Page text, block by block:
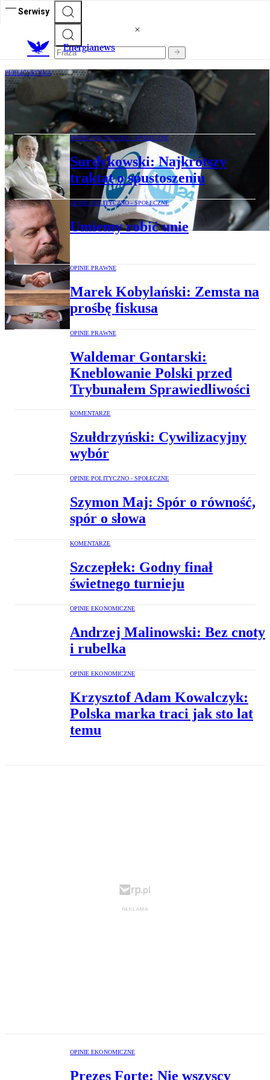
Serwisy
Energianews
PUBLICYSTYKA
Nizinkiewicz: Lex TVN bez szans na
wejście w życie
OPINIE POLITYCZNO - SPOŁECZNE
Surdykowski: Najkrótszy
traktat o spustoszeniu
OPINIE POLITYCZNO - SPOŁECZNE
Umiemy robić unie
OPINIE PRAWNE
Marek Kobylański: Zemsta na
prośbę fiskusa
OPINIE PRAWNE
Waldemar Gontarski:
Kneblowanie Polski przed
Trybunałem Sprawiedliwości
KOMENTARZE
Szułdrzyński: Cywilizacyjny
wybór
OPINIE POLITYCZNO - SPOŁECZNE
Szymon Maj: Spór o równość,
spór o słowa
KOMENTARZE
Szczepłek: Godny finał
świetnego turnieju
OPINIE EKONOMICZNE
Andrzej Malinowski: Bez cnoty
i rubelka
OPINIE EKONOMICZNE
Krzysztof Adam Kowalczyk:
Polska marka traci jak sto lat
temu
OPINIE EKONOMICZNE
Prezes Forte: Nie wszyscy